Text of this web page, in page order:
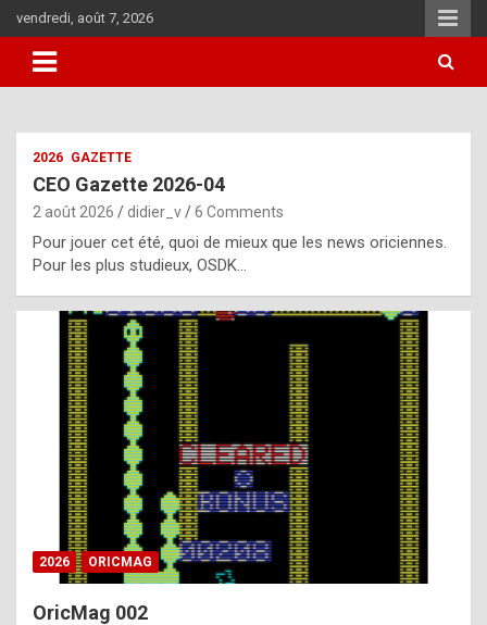
to
content
vendredi, août 7, 2026
i
u
l
y
d
i
ff
i
2026 GAZETTE
CEO Gazette 2026-04
2 août 2026 didier_v 6 Comments
Pour jouer cet été, quoi de mieux que les news oriciennes.
Pour les plus studieux, OSDK…
2026 ORICMAG
OricMag 002